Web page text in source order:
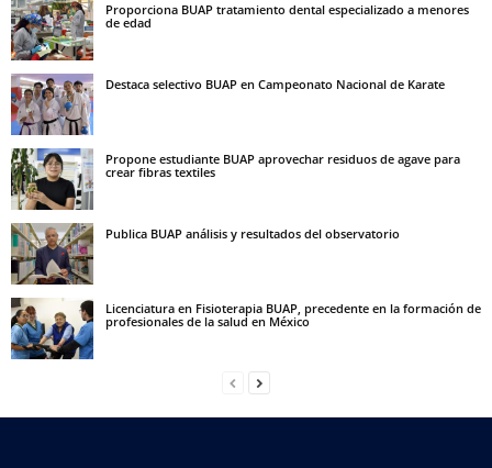
Proporciona BUAP tratamiento dental especializado a menores
de edad
Destaca selectivo BUAP en Campeonato Nacional de Karate
Propone estudiante BUAP aprovechar residuos de agave para
crear fibras textiles
Publica BUAP análisis y resultados del observatorio
Licenciatura en Fisioterapia BUAP, precedente en la formación de
profesionales de la salud en México